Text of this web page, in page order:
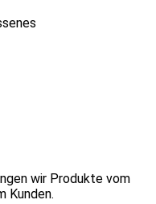
wir Produkte vom
Kunden.